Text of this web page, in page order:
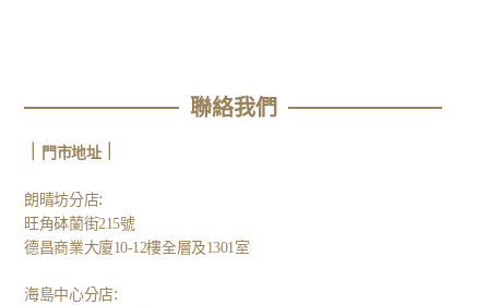
聯絡我們
門市地址｜
朗晴坊分店:
旺角砵蘭街215號
德昌商業大廈10-12樓全層及1301室
海島中心分店: